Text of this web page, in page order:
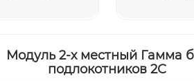
Модуль 2-х местный Гамма
подлокотников 2С